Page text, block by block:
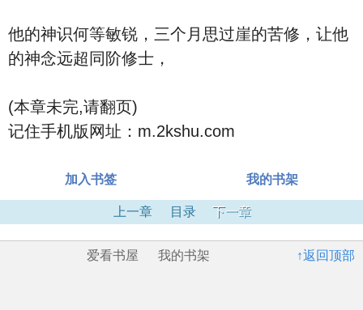
他的神识何等敏锐，三个月思过崖的苦修，让他
的神念远超同阶修士，
(本章未完,请翻页)
记住手机版网址：m.2kshu.com
加入书签 我的书架
上一章 目录 下一章
↑返回顶部
爱看书屋 我的书架